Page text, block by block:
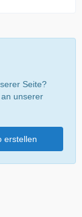
Seite?
unserer
erstellen